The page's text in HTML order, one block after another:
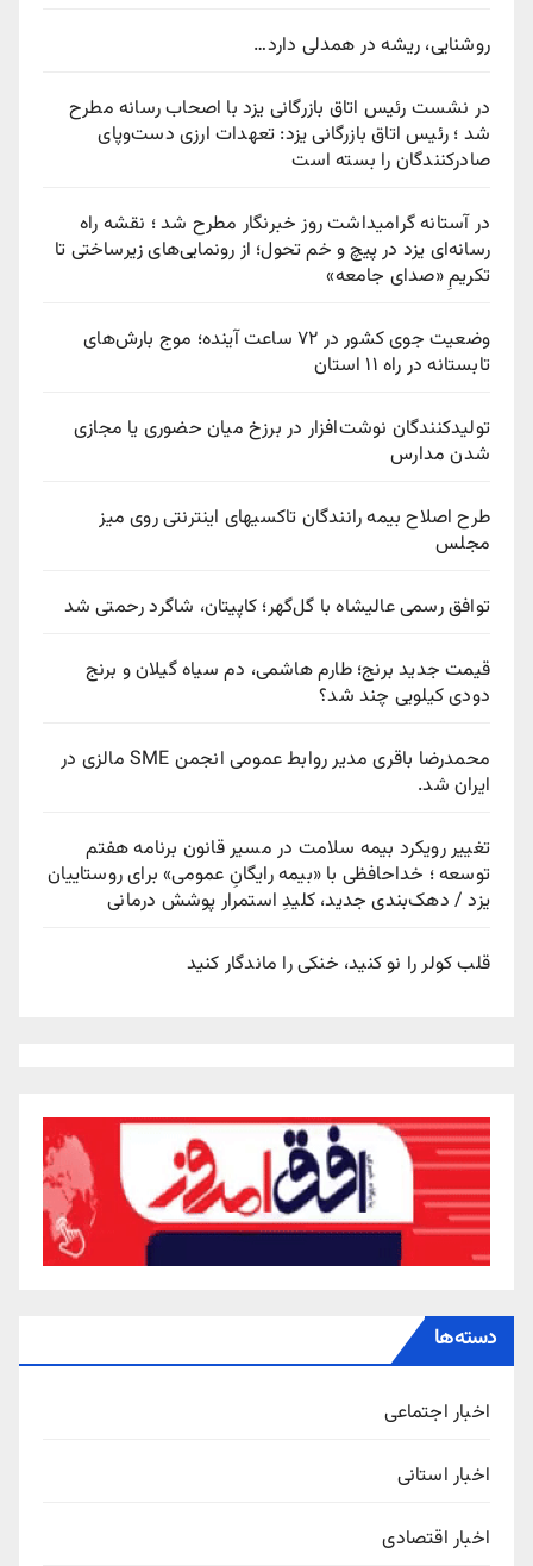
روشنایی، ریشه در همدلی دارد…
در نشست رئیس اتاق بازرگانی یزد با اصحاب رسانه مطرح
شد ؛ رئیس اتاق بازرگانی یزد: تعهدات ارزی دست‌وپای
صادرکنندگان را بسته است
در آستانه گرامیداشت روز خبرنگار مطرح شد ؛ نقشه راه
رسانه‌ای یزد در پیچ‌ و خم تحول؛ از رونمایی‌های زیرساختی تا
تکریمِ «صدای جامعه»
وضعیت جوی کشور در ۷۲ ساعت آینده؛ موج بارش‌های
تابستانه در راه ۱۱ استان
تولیدکنندگان نوشت‌افزار در برزخ میان حضوری یا مجازی
شدن مدارس
طرح اصلاح بیمه رانندگان تاکسیهای اینترنتی روی میز
مجلس
توافق رسمی عالیشاه با گل‌گهر؛ کاپیتان، شاگرد رحمتی شد
قیمت جدید برنج؛ طارم هاشمی، دم سیاه گیلان و برنج
دودی کیلویی چند شد؟
محمدرضا باقری مدیر روابط عمومی انجمن SME مالزی در
ایران شد.
تغییر رویکرد بیمه سلامت در مسیر قانون برنامه هفتم
توسعه ؛ خداحافظی با «بیمه رایگانِ عمومی» برای روستاییان
یزد / دهک‌بندی جدید، کلیدِ استمرار پوشش درمانی
قلب کولر را نو کنید، خنکی را ماندگار کنید
دسته‌ها
اخبار اجتماعی
اخبار استانی
اخبار اقتصادی